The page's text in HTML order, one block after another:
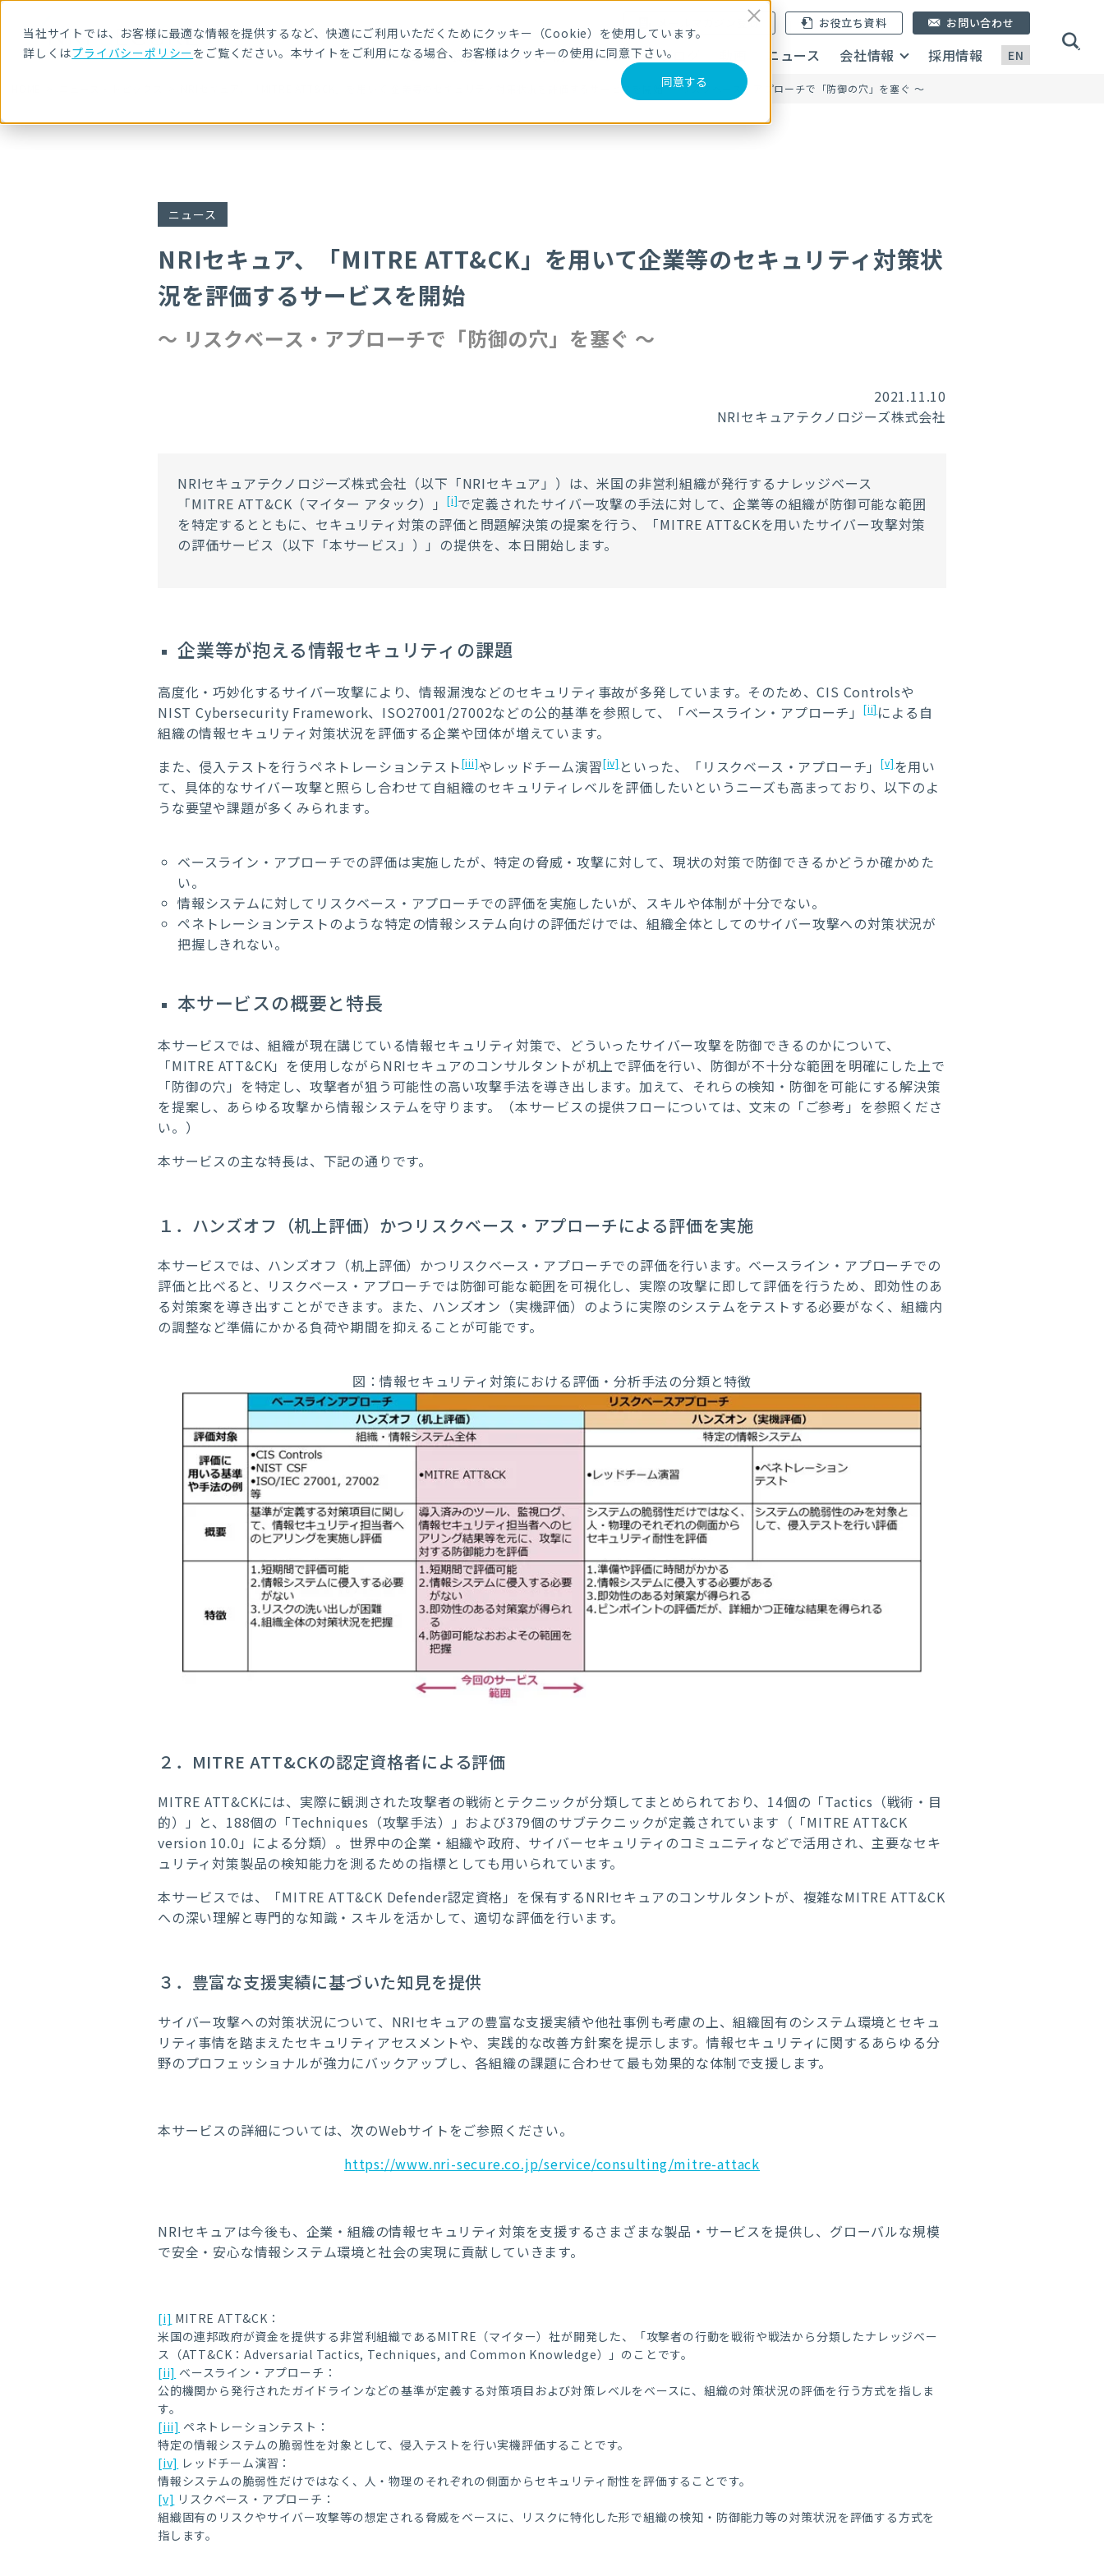
当社サイトでは、お客様に最適な情報を提供するなど、快適にご利用いただくためにクッキー（Cookie）を使用しています。
詳しくはプライバシーポリシーをご覧ください。本サイトをご利用になる場合、お客様はクッキーの使用に同意下さい。
同意する
EN
メールマガジン登録 お役立ち資料
サービス・製品 導入事例 セミナー ブログ ニュース 会社情報 採用情報
お問い合わせ
NRIセキュア、「MITRE ATT&CK」を用いて 企業等のセキュリティ対策状況を評価するサービスを開始 ～ リスクベース・アプローチで「防御の穴」を塞ぐ ～
ニュース
NRIセキュア、「MITRE ATT&CK」を用いて企業等のセキュリティ対策状
況を評価するサービスを開始
～ リスクベース・アプローチで「防御の穴」を塞ぐ ～
2021.11.10
NRIセキュアテクノロジーズ株式会社
NRIセキュアテクノロジーズ株式会社（以下「NRIセキュア」）は、米国の非営利組織が発行するナレッジベース
「MITRE ATT&CK（マイター アタック）」
[i]で定義されたサイバー攻撃の手法に対して、企業等の組織が防御可能な範囲
を特定するとともに、セキュリティ対策の評価と問題解決策の提案を行う、「MITRE ATT&CKを用いたサイバー攻撃対策
の評価サービス（以下「本サービス」）」の提供を、本日開始します。
企業等が抱える情報セキュリティの課題
高度化・巧妙化するサイバー攻撃により、情報漏洩などのセキュリティ事故が多発しています。そのため、CIS Controlsや
NIST Cybersecurity Framework、ISO27001/27002などの公的基準を参照して、「ベースライン・アプローチ」
[ii]による自
組織の情報セキュリティ対策状況を評価する企業や団体が増えています。
また、侵入テストを行うペネトレーションテスト[iii]やレッドチーム演習[iv] といった、「リスクベース・アプローチ」[v]を用い
て、具体的なサイバー攻撃と照らし合わせて自組織のセキュリティレベルを評価したいというニーズも高まっており、以下のよ
うな要望や課題が多くみられます。
ベースライン・アプローチでの評価は実施したが、特定の脅威・攻撃に対して、現状の対策で防御できるかどうか確かめた
い。
情報システムに対してリスクベース・アプローチでの評価を実施したいが、スキルや体制が十分でない。
ペネトレーションテストのような特定の情報システム向けの評価だけでは、組織全体としてのサイバー攻撃への対策状況が
把握しきれない。
本サービスの概要と特長
本サービスでは、組織が現在講じている情報セキュリティ対策で、どういったサイバー攻撃を防御できるのかについて、
「MITRE ATT&CK」を使用しながらNRIセキュアのコンサルタントが机上で評価を行い、防御が不十分な範囲を明確にした上で
「防御の穴」を特定し、攻撃者が狙う可能性の高い攻撃手法を導き出します。加えて、それらの検知・防御を可能にする解決策
を提案し、あらゆる攻撃から情報システムを守ります。（本サービスの提供フローについては、文末の「ご参考」を参照くださ
い。）
本サービスの主な特長は、下記の通りです。
１．ハンズオフ（机上評価）かつリスクベース・アプローチによる評価を実施
本サービスでは、ハンズオフ（机上評価）かつリスクベース・アプローチでの評価を行います。ベースライン・アプローチでの
評価と比べると、リスクベース・アプローチでは防御可能な範囲を可視化し、実際の攻撃に即して評価を行うため、即効性のあ
る対策案を導き出すことができます。また、ハンズオン（実機評価）のように実際のシステムをテストする必要がなく、組織内
の調整など準備にかかる負荷や期間を抑えることが可能です。
図：情報セキュリティ対策における評価・分析手法の分類と特徴
２．MITRE ATT&CKの認定資格者による評価
MITRE ATT&CKには、実際に観測された攻撃者の戦術とテクニックが分類してまとめられており、14個の「Tactics（戦術・目
的）」と、188個の「Techniques（攻撃手法）」および379個のサブテクニックが定義されています（「MITRE ATT&CK
version 10.0」による分類）。世界中の企業・組織や政府、サイバーセキュリティのコミュニティなどで活用され、主要なセキ
ュリティ対策製品の検知能力を測るための指標としても用いられています。
本サービスでは、「MITRE ATT&CK Defender認定資格」を保有するNRIセキュアのコンサルタントが、複雑なMITRE ATT&CK
への深い理解と専門的な知識・スキルを活かして、適切な評価を行います。
３．豊富な支援実績に基づいた知見を提供
サイバー攻撃への対策状況について、NRIセキュアの豊富な支援実績や他社事例も考慮の上、組織固有のシステム環境とセキュ
リティ事情を踏まえたセキュリティアセスメントや、実践的な改善方針案を提示します。情報セキュリティに関するあらゆる分
野のプロフェッショナルが強力にバックアップし、各組織の課題に合わせて最も効果的な体制で支援します。
本サービスの詳細については、次のWebサイトをご参照ください。
https://www.nri-secure.co.jp/service/consulting/mitre-attack
NRIセキュアは今後も、企業・組織の情報セキュリティ対策を支援するさまざまな製品・サービスを提供し、グローバルな規模
で安全・安心な情報システム環境と社会の実現に貢献していきます。
[i] MITRE ATT&CK：
米国の連邦政府が資金を提供する非営利組織であるMITRE（マイター）社が開発した、「攻撃者の行動を戦術や戦法から分類したナレッジベー
ス（ATT&CK：Adversarial Tactics, Techniques, and Common Knowledge）」のことです。
[ii] ベースライン・アプローチ：
公的機関から発行されたガイドラインなどの基準が定義する対策項目および対策レベルをベースに、組織の対策状況の評価を行う方式を指しま
す。
[iii] ペネトレーションテスト：
特定の情報システムの脆弱性を対象として、侵入テストを行い実機評価することです。
[iv] レッドチーム演習：
情報システムの脆弱性だけではなく、人・物理のそれぞれの側面からセキュリティ耐性を評価することです。
[v] リスクベース・アプローチ：
組織固有のリスクやサイバー攻撃等の想定される脅威をベースに、リスクに特化した形で組織の検知・防御能力等の対策状況を評価する方式を
指します。